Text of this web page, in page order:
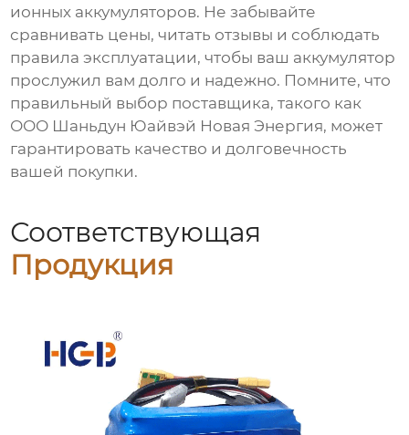
ионных аккумуляторов. Не забывайте
сравнивать цены, читать отзывы и соблюдать
правила эксплуатации, чтобы ваш аккумулятор
прослужил вам долго и надежно. Помните, что
правильный выбор поставщика, такого как
ООО Шаньдун Юайвэй Новая Энергия, может
гарантировать качество и долговечность
вашей покупки.
Соответствующая
Продукция